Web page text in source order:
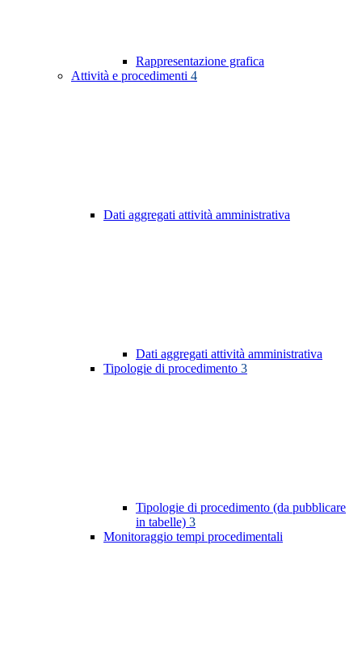
Rappresentazione grafica
Attività e procedimenti 4
Dati aggregati attività amministrativa
Dati aggregati attività amministrativa
Tipologie di procedimento 3
Tipologie di procedimento (da pubblicare
in tabelle) 3
Monitoraggio tempi procedimentali